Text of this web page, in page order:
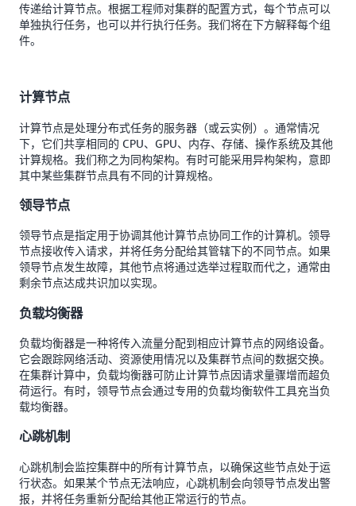
传递给计算节点。根据工程师对集群的配置方式，每个节点可以
单独执行任务，也可以并行执行任务。我们将在下方解释每个组
件。
计算节点
计算节点是处理分布式任务的服务器（或云实例）。通常情况
下，它们共享相同的 CPU、GPU、内存、存储、操作系统及其他
计算规格。我们称之为同构架构。有时可能采用异构架构，意即
其中某些集群节点具有不同的计算规格。
领导节点
领导节点是指定用于协调其他计算节点协同工作的计算机。领导
节点接收传入请求，并将任务分配给其管辖下的不同节点。如果
领导节点发生故障，其他节点将通过选举过程取而代之，通常由
剩余节点达成共识加以实现。
负载均衡器
负载均衡器是一种将传入流量分配到相应计算节点的网络设备。
它会跟踪网络活动、资源使用情况以及集群节点间的数据交换。
在集群计算中，负载均衡器可防止计算节点因请求量骤增而超负
荷运行。有时，领导节点会通过专用的负载均衡软件工具充当负
载均衡器。
心跳机制
心跳机制会监控集群中的所有计算节点，以确保这些节点处于运
行状态。如果某个节点无法响应，心跳机制会向领导节点发出警
报，并将任务重新分配给其他正常运行的节点。